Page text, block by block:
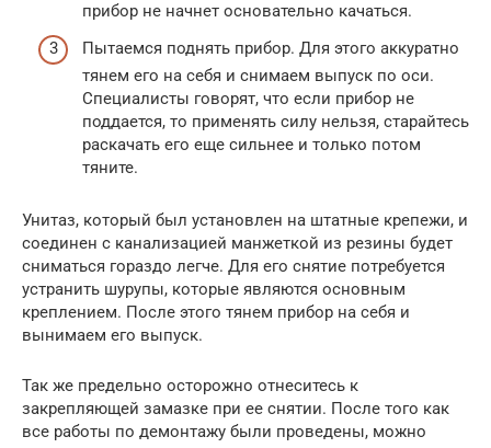
прибор не начнет основательно качаться.
Пытаемся поднять прибор. Для этого аккуратно
тянем его на себя и снимаем выпуск по оси.
Специалисты говорят, что если прибор не
поддается, то применять силу нельзя, старайтесь
раскачать его еще сильнее и только потом
тяните.
Унитаз, который был установлен на штатные крепежи, и
соединен с канализацией манжеткой из резины будет
сниматься гораздо легче. Для его снятие потребуется
устранить шурупы, которые являются основным
креплением. После этого тянем прибор на себя и
вынимаем его выпуск.
Так же предельно осторожно отнеситесь к
закрепляющей замазке при ее снятии. После того как
все работы по демонтажу были проведены, можно